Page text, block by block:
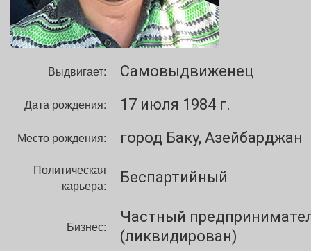
Выдвигает: Самовыдвиженец
Дата рождения: 17 июля 1984 г.
Место рождения: город Баку, Азейбарджан
Политическая
карьера:
Беспартийный
Бизнес:
Частный
(ликвидирован)